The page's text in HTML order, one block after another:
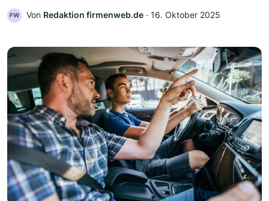
FW Von Redaktion firmenweb.de ‧ 16. Oktober 2025